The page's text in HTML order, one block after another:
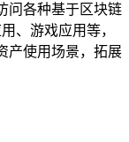
问各种基于区块链
、游戏应用等，
产使用场景，拓展